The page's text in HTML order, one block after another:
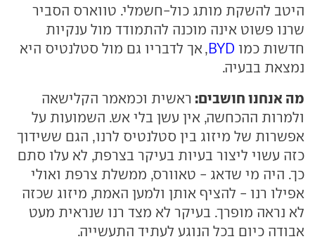
היטב להשקת מותג כול-חשמלי. טווארס הסביר
שרנו פשוט אינה מוכנה להתמודד מול ענקיות
חדשות כמו BYD, אך לדבריו גם מול סטלנטיס היא
נמצאת בבעיה.
מה אנחנו חושבים: ראשית וכמאמר הקלישאה
ולמרות ההכחשה, אין עשן בלי אש. השמועות על
אפשרות של מיזוג בין סטלנטיס לרנו, הגם ששידוך
כזה עשוי ליצור בעיות בעיקר בצרפת, לא עלו סתם
כך. היה מי שדאג - טאוורס, ממשלת צרפת ואולי
אפילו רנו - להציף אותן ולמען האמת, מיזוג שכזה
לא נראה מופרך. בעיקר לא מצד רנו שנראית מעט
אבודה כיום בכל הנוגע לעתיד התעשייה.